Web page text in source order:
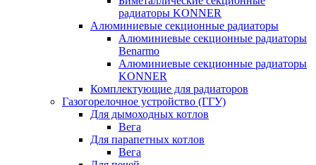
радиаторы KONNER
Алюминиевые секционные радиаторы
Алюминиевые секционные радиаторы
Benarmo
Алюминиевые секционные радиаторы
KONNER
Комплектующие для радиаторов
Газогорелочное устройство (ГГУ)
Для дымоходных котлов
Вега
Для парапетных котлов
Вега